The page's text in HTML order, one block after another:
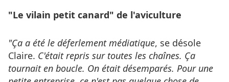
"Le vilain petit canard" de l'aviculture
"Ça a été le déferlement médiatique, se désole
Claire. C'était repris sur toutes les chaînes. Ça
tournait en boucle. On était désemparés. Pour une